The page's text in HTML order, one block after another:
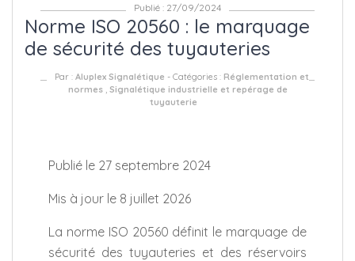
Publié : 27/09/2024
Norme ISO 20560 : le marquage
de sécurité des tuyauteries
Par : Aluplex Signalétique - Catégories : Réglementation et
normes, Signalétique industrielle et repérage de
tuyauterie
Publié le 27 septembre 2024
Mis à jour le 8 juillet 2026
La norme ISO 20560 définit le marquage de
sécurité des tuyauteries et des réservoirs